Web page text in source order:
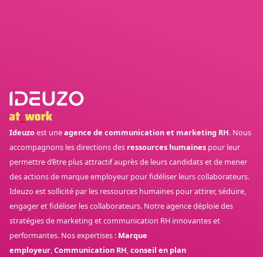
Ideuzoest uneagence de communication et marketing RH. Nous
accompagnons les directions des ressources humaines pour leur
permettre d’être plus attractif auprès de leurs candidats et de mener
des actions de marque employeur pour fidéliser leurs collaborateurs.
Ideuzo est sollicité par les ressources humaines pour attirer, séduire,
engager et fidéliser les collaborateurs. Notre agence déploie des
stratégies de marketing et communication RH innovantes et
performantes. Nos expertises : Marque
employeur,Communication RH,conseil en plan